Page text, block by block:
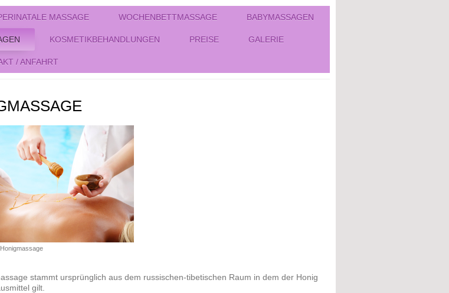
MASSAGE WOCHENBETTMASSAGE BABYMASSAGEN
KOSMETIKBEHANDLUNGEN PREISE GALERIE
/ ANFAHRT
stammt ursprünglich aus dem russischen-tibetischen Raum in dem der Honig
gilt.